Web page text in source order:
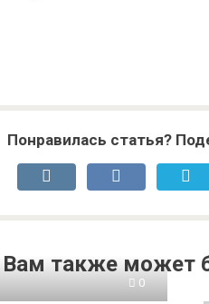
Понравилась статья?
Вам также может
0